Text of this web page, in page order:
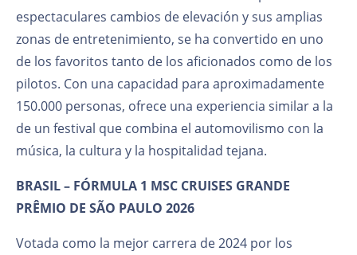
espectaculares cambios de elevación y sus amplias
zonas de entretenimiento, se ha convertido en uno
de los favoritos tanto de los aficionados como de los
pilotos. Con una capacidad para aproximadamente
150.000 personas, ofrece una experiencia similar a la
de un festival que combina el automovilismo con la
música, la cultura y la hospitalidad tejana.
BRASIL – FÓRMULA 1 MSC CRUISES GRANDE
PRÊMIO DE SÃO PAULO 2026
Votada como la mejor carrera de 2024 por los